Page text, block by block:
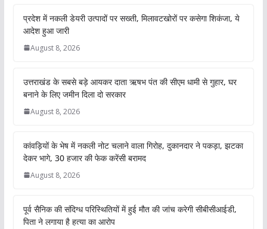
प्रदेश में नकली डेयरी उत्पादों पर सख्ती, मिलावटखोरों पर कसेगा शिकंजा, ये
आदेश हुआ जारी
August 8, 2026
उत्तराखंड के सबसे बड़े आयकर दाता ऋषभ पंत की सीएम धामी से गुहार, घर
बनाने के लिए जमीन दिला दो सरकार
August 8, 2026
कांवड़ियों के भेष में नकली नोट चलाने वाला गिरोह, दुकानदार ने पकड़ा, झटका
देकर भागे, 30 हजार की फेक करेंसी बरामद
August 8, 2026
पूर्व सैनिक की संदिग्ध परिस्थितियों में हुई मौत की जांच करेगी सीबीसीआईडी,
पिता ने लगाया है हत्या का आरोप